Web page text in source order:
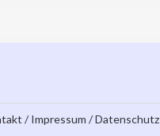
/ Impressum / Datenschutz